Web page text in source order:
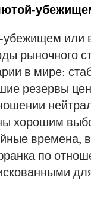
убежищем или
рыночного
в мире:
резервы
хорошим
времена,
по